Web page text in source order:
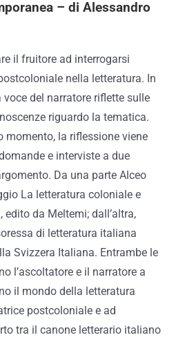
– di Alessandro
il fruitore ad interrogarsi
nella letteratura. In
del narratore riflette sulle
riguardo la tematica.
momento, la riflessione viene
e interviste a due
Da una parte Alceo
La letteratura coloniale e
da Meltemi; dall’altra,
di letteratura italiana
Svizzera Italiana. Entrambe le
l’ascoltatore e il narratore a
il mondo della letteratura
postcoloniale e ad
tra il canone letterario italiano